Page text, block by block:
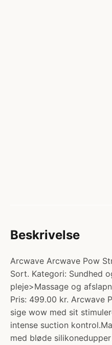
Beskrivelse
Arcwave Arcwave Pow
Sort. Kategori: Sundhed
pleje>Massage og
Pris: 499.00 kr. Arcwave
sige wow med sit
intense suction
med bløde